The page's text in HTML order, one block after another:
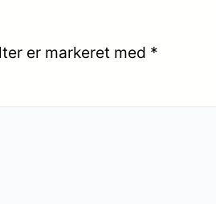
er markeret med *